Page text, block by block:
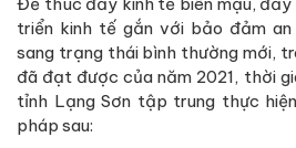
triển kinh tế gắn với bảo đảm an
sang trạng thái bình thường mới,
đã đạt được của năm 2021, thời
tỉnh Lạng Sơn tập trung thực
pháp sau: